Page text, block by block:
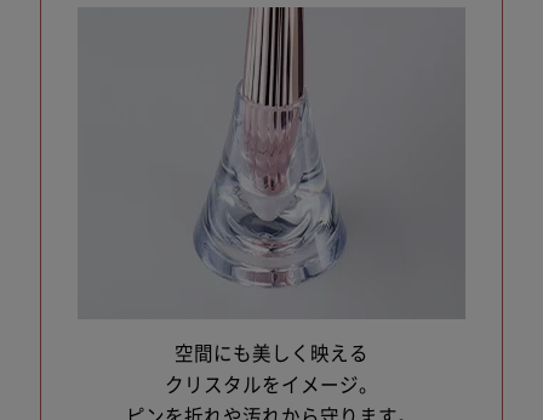
空間にも美しく映える
クリスタルをイメージ。